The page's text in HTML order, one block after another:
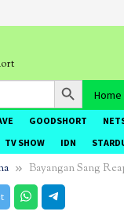
Search Button
Home
GOODSHORT
TV SHOW IDN
Bayangan Sang